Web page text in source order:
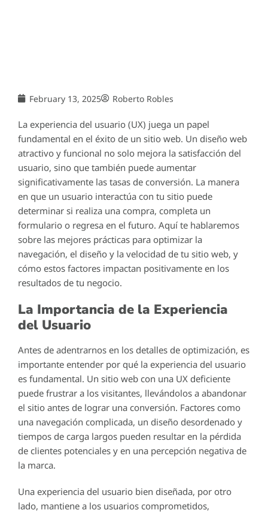
February 13, 2025 Roberto Robles
La experiencia del usuario (UX) juega un papel
fundamental en el éxito de un sitio web. Un diseño web
atractivo y funcional no solo mejora la satisfacción del
usuario, sino que también puede aumentar
significativamente las tasas de conversión. La manera
en que un usuario interactúa con tu sitio puede
determinar si realiza una compra, completa un
formulario o regresa en el futuro. Aquí te hablaremos
sobre las mejores prácticas para optimizar la
navegación, el diseño y la velocidad de tu sitio web, y
cómo estos factores impactan positivamente en los
resultados de tu negocio.
La Importancia de la Experiencia
del Usuario
Antes de adentrarnos en los detalles de optimización, es
importante entender por qué la experiencia del usuario
es fundamental. Un sitio web con una UX deficiente
puede frustrar a los visitantes, llevándolos a abandonar
el sitio antes de lograr una conversión. Factores como
una navegación complicada, un diseño desordenado y
tiempos de carga largos pueden resultar en la pérdida
de clientes potenciales y en una percepción negativa de
la marca.
Una experiencia del usuario bien diseñada, por otro
lado, mantiene a los usuarios comprometidos,